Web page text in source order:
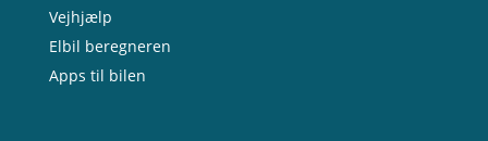
Vejhjælp
Elbil beregneren
Apps til bilen